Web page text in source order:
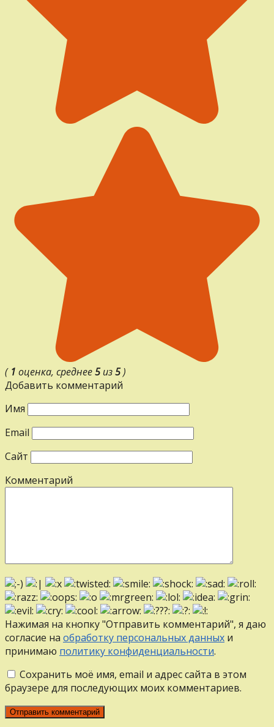
( 1 оценка, среднее5из5)
Добавить комментарий
Имя
Email
Сайт
Комментарий
Нажимая на кнопку "Отправить комментарий", я даю
согласие на обработку персональных данных и
принимаю политику конфиденциальности.
Сохранить моё имя, email и адрес сайта в этом
браузере для последующих моих комментариев.